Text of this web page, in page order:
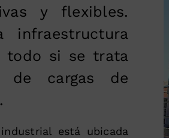
y flexibles.
todo si se trata
de cargas de
está ubicada